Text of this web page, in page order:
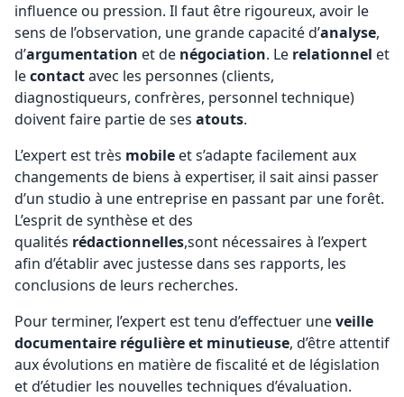
influence ou pression. Il faut être rigoureux, avoir le
sens de l’observation, une grande capacité d’analyse,
d’argumentation et de négociation. Le relationnel et
lecontactavec les personnes (clients,
diagnostiqueurs, confrères, personnel technique)
doivent faire partie de ses atouts.
L’expert est très mobile et s’adapte facilement aux
changements de biens à expertiser, il sait ainsi passer
d’un studio à une entreprise en passant par une forêt.
L’esprit de synthèse et des
qualités rédactionnelles,sont nécessaires à l’expert
afin d’établir avec justesse dans ses rapports, les
conclusions de leurs recherches.
Pour terminer, l’expert est tenu d’effectuer uneveille
documentaire régulière et minutieuse, d’être attentif
aux évolutions en matière de fiscalité et de législation
et d’étudier les nouvelles techniques d’évaluation.